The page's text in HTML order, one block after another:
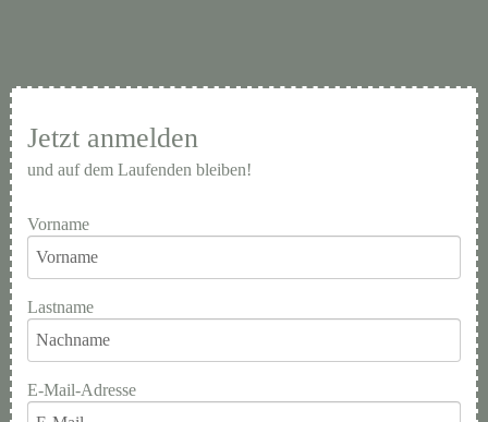
Jetzt anmelden
und auf dem Laufenden bleiben!
Vorname
Lastname
E-Mail-Adresse